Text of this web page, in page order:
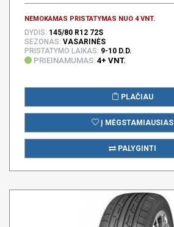
NEMOKAMAS PRISTATYMAS NUO 4 VNT.
DYDIS: 145/80 R12 72S
SEZONAS: VASARINĖS
PRISTATYMO LAIKAS: 9-10 D.D.
PRIEINAMUMAS: 4+ VNT.
PLAČIAU
Į MĖGSTAMIAUSIAS
PALYGINTI